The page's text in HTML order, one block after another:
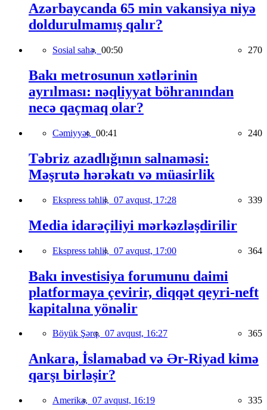
Azərbaycanda 65 min vakansiya niyə
doldurulmamış qalır?
Sosial sahə, 00:50 270
Bakı metrosunun xətlərinin
ayrılması: nəqliyyat böhranından
necə qaçmaq olar?
Cəmiyyət, 00:41 240
Təbriz azadlığının salnaməsi:
Məşrutə hərəkatı və müasirlik
Ekspress təhlil, 07 avqust, 17:28 339
Media idarəçiliyi mərkəzləşdirilir
Ekspress təhlil, 07 avqust, 17:00 364
Bakı investisiya forumunu daimi
platformaya çevirir, diqqət qeyri-neft
kapitalına yönəlir
Böyük Şərq, 07 avqust, 16:27 365
Ankara, İslamabad və Ər-Riyad kimə
qarşı birləşir?
Amerika, 07 avqust, 16:19 335